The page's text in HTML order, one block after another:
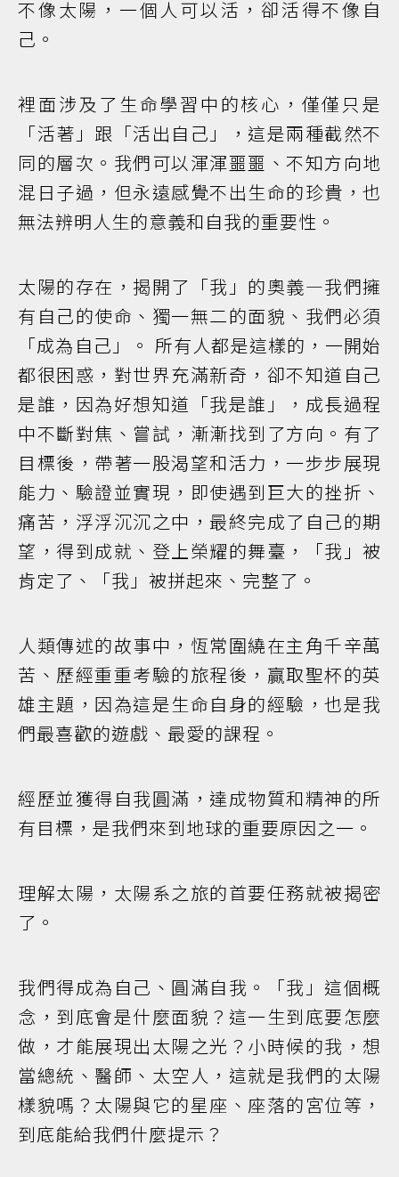
不像太陽，一個人可以活，卻活得不像自
己。
裡面涉及了生命學習中的核心，僅僅只是
「活著」跟「活出自己」，這是兩種截然不
同的層次。我們可以渾渾噩噩、不知方向地
混日子過，但永遠感覺不出生命的珍貴，也
無法辨明人生的意義和自我的重要性。
太陽的存在，揭開了「我」的奧義—我們擁
有自己的使命、獨一無二的面貌、我們必須
「成為自己」。 所有人都是這樣的，一開始
都很困惑，對世界充滿新奇，卻不知道自己
是誰，因為好想知道「我是誰」，成長過程
中不斷對焦、嘗試，漸漸找到了方向。有了
目標後，帶著一股渴望和活力，一步步展現
能力、驗證並實現，即使遇到巨大的挫折、
痛苦，浮浮沉沉之中，最終完成了自己的期
望，得到成就、登上榮耀的舞臺，「我」被
肯定了、「我」被拼起來、完整了。
人類傳述的故事中，恆常圍繞在主角千辛萬
苦、歷經重重考驗的旅程後，贏取聖杯的英
雄主題，因為這是生命自身的經驗，也是我
們最喜歡的遊戲、最愛的課程。
經歷並獲得自我圓滿，達成物質和精神的所
有目標，是我們來到地球的重要原因之一。
理解太陽，太陽系之旅的首要任務就被揭密
了。
我們得成為自己、圓滿自我。「我」這個概
念，到底會是什麼面貌？這一生到底要怎麼
做，才能展現出太陽之光？小時候的我，想
當總統、醫師、太空人，這就是我們的太陽
樣貌嗎？太陽與它的星座、座落的宮位等，
到底能給我們什麼提示？